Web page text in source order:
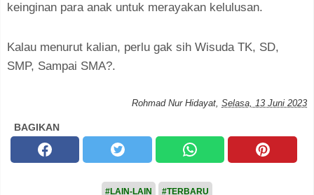
keinginan para anak untuk merayakan kelulusan.
Kalau menurut kalian, perlu gak sih Wisuda TK, SD,
SMP, Sampai SMA?.
Rohmad Nur Hidayat, Selasa, 13 Juni 2023
BAGIKAN
#LAIN-LAIN #TERBARU